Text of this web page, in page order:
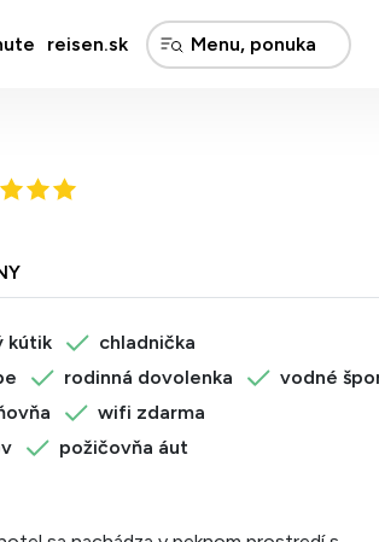
reisen.sk
kútik
chladnička
rodinná dovolenka
vodné
wifi zdarma
požičovňa áut